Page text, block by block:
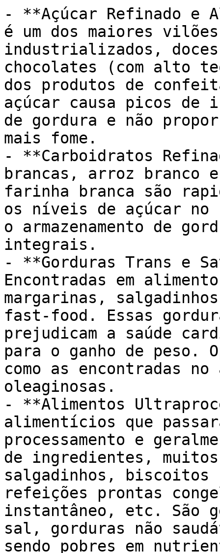
- **Açúcar Refinado e
é um dos maiores
industrializados,
chocolates (com alto
dos produtos de
açúcar causa picos de
de gordura e não
mais fome.
- **Carboidratos
brancas, arroz branco
farinha branca são
os níveis de açúcar no
o armazenamento de
integrais.
- **Gorduras Trans e
Encontradas em
margarinas,
fast-food. Essas
prejudicam a saúde
para o ganho de peso.
como as encontradas
oleaginosas.
- **Alimentos
alimentícios que
processamento e
de ingredientes,
salgadinhos, biscoitos
refeições prontas
instantâneo, etc. São
sal, gorduras não
sendo pobres em